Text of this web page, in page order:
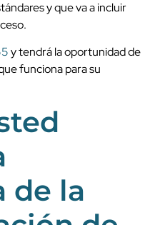
y que va a incluir
y tendrá la oportunidad de
funciona para su
de la